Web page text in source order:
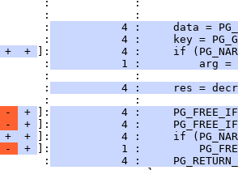
:             :
:             :
:
4 :     data =
:
4 :     key =
+ + ]:
4 :     if
:
1 :         arg =
:             :
:
4 :     res =
:             :
- + ]:
4 :
- + ]:
4 :
+ + ]:
4 :     if
- + ]:
1 :
:
4 :